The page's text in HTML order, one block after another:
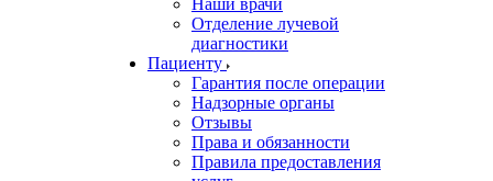
Наши врачи
Отделение лучевой
диагностики
Пациенту
Гарантия после операции
Надзорные органы
Отзывы
Права и обязанности
Правила предоставления